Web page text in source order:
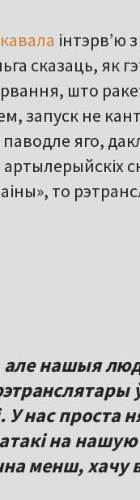
інтэрв’ю
сказаць, як
што
запуск не
яго,
то
але нашыя
У нас проста
на нашую
менш, хачу